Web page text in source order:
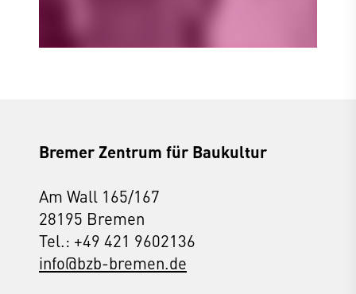
Bremer Zentrum für Baukultur
Am Wall 165/167
28195 Bremen
Tel.: +49 421 9602136
info@bzb-bremen.de